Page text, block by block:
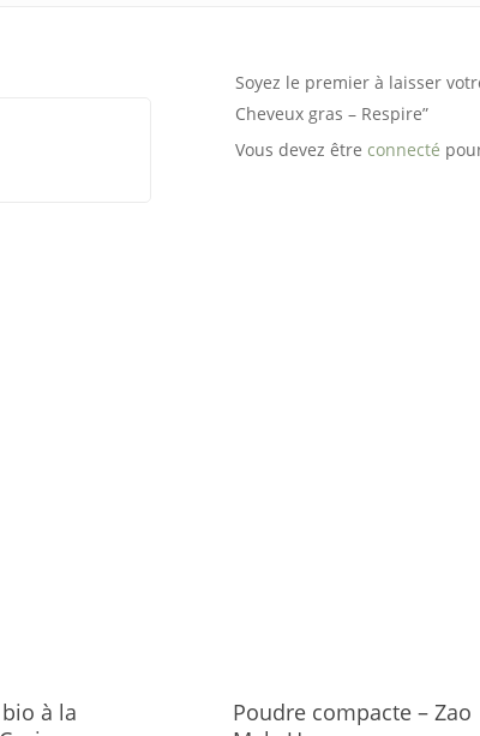
Soyez le premier à laisser
Cheveux gras – Respire”
Vous devez être connecté
à la
Poudre compacte – Zao